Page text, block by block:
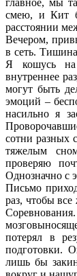
смею, и Кит
расстоянии
Вечером,
в сеть.
Я кошусь на
внутреннее
могут быть
эмоций –
насильно я
сотни разных
тяжелым
проверяю
Однозначно с
Письмо
раз, чтобы
потерял в
подготовки.
лишь бы